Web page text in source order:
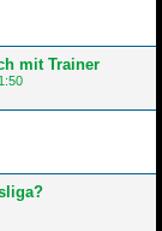
mit Trainer